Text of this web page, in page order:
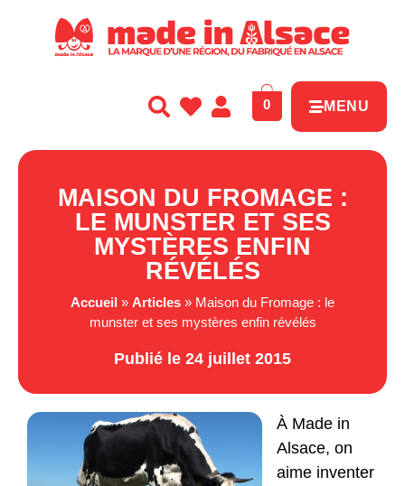
0 MENU
MAISON DU FROMAGE :
LE MUNSTER ET SES
MYSTÈRES ENFIN
RÉVÉLÉS
Accueil » Articles » Maison du Fromage : le
munster et ses mystères enfin révélés
Publié le 24 juillet 2015
À Made in
Alsace, on
aime inventer